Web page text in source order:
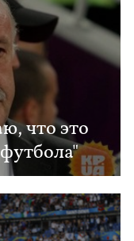
что это